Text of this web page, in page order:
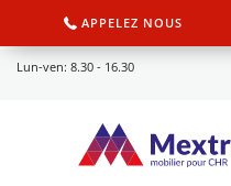
APPELEZ NOUS
Lun-ven: 8.30 - 16.30